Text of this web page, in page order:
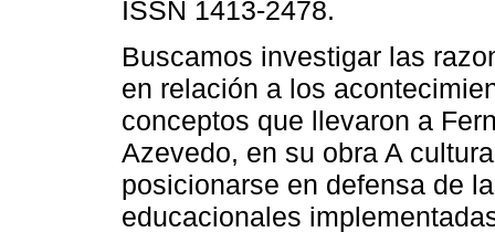
ISSN 1413-2478.
Buscamos investigar las
en relación a los
conceptos que llevaron a
Azevedo, en su obra A
posicionarse en defensa de
educacionales